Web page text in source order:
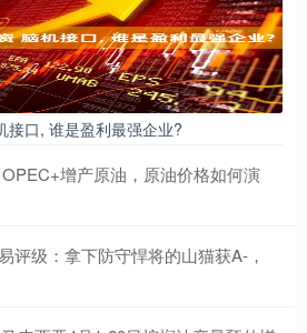
接口, 谁是盈利最强企业?
增产原油，原油价格如何演
评级：拿下防守悍将的山猫获A-，